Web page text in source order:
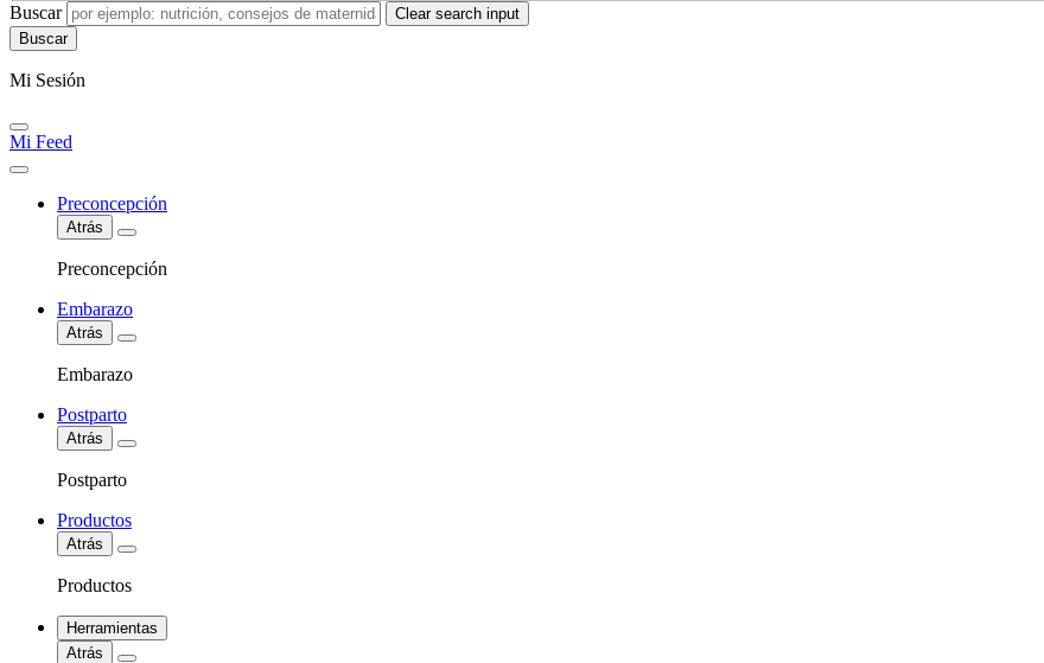
Buscar
Clear search input
Mi Sesión
Mi Feed
Preconcepción
Atrás
Preconcepción
Embarazo
Atrás
Embarazo
Postparto
Atrás
Postparto
Productos
Atrás
Productos
Herramientas
Atrás